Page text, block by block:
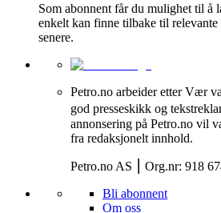
Som abonnent får du mulighet til å
enkelt kan finne tilbake til relevante
senere.
Petro.no arbeider etter Vær
god presseskikk og
annonsering på Petro.no vil
fra redaksjonelt innhold.
Petro.no AS ⎮ Org.nr: 918
Bli abonnent
Om oss